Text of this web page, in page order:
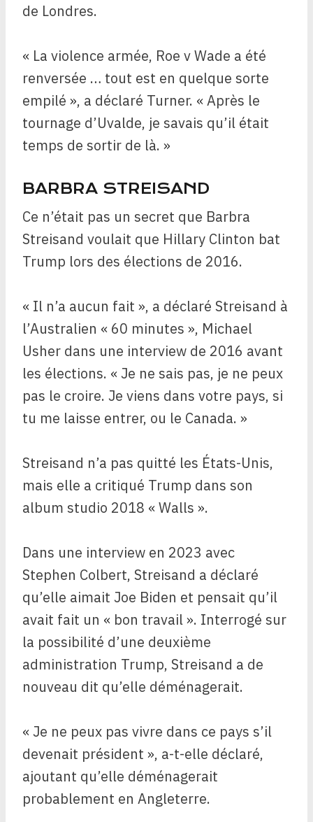
de Londres.
« La violence armée, Roe v Wade a été
renversée … tout est en quelque sorte
empilé », a déclaré Turner. « Après le
tournage d’Uvalde, je savais qu’il était
temps de sortir de là. »
BARBRA STREISAND
Ce n’était pas un secret que Barbra
Streisand voulait que Hillary Clinton bat
Trump lors des élections de 2016.
« Il n’a aucun fait », a déclaré Streisand à
l’Australien « 60 minutes », Michael
Usher dans une interview de 2016 avant
les élections. « Je ne sais pas, je ne peux
pas le croire. Je viens dans votre pays, si
tu me laisse entrer, ou le Canada. »
Streisand n’a pas quitté les États-Unis,
mais elle a critiqué Trump dans son
album studio 2018 « Walls ».
Dans une interview en 2023 avec
Stephen Colbert, Streisand a déclaré
qu’elle aimait Joe Biden et pensait qu’il
avait fait un « bon travail ». Interrogé sur
la possibilité d’une deuxième
administration Trump, Streisand a de
nouveau dit qu’elle déménagerait.
« Je ne peux pas vivre dans ce pays s’il
devenait président », a-t-elle déclaré,
ajoutant qu’elle déménagerait
probablement en Angleterre.